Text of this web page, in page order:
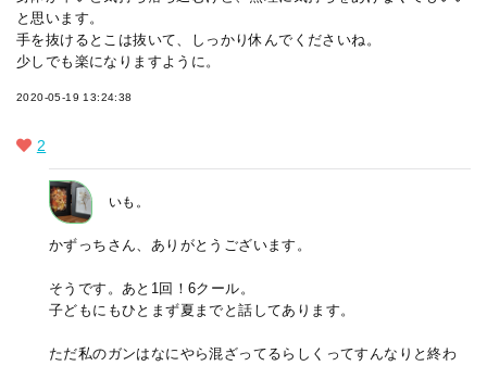
と思います。
手を抜けるとこは抜いて、しっかり休んでくださいね。
少しでも楽になりますように。
2020-05-19 13:24:38
2
いも。
かずっちさん、ありがとうございます。
そうです。あと1回！6クール。
子どもにもひとまず夏までと話してあります。
ただ私のガンはなにやら混ざってるらしくってすんなりと終わ